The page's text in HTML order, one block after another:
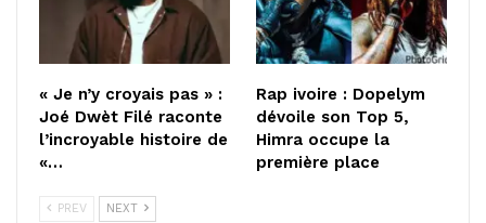
« Je n’y croyais pas » :
Joé Dwèt Filé raconte
l’incroyable histoire de
«…
Rap ivoire : Dopelym
dévoile son Top 5,
Himra occupe la
première place
PREV NEXT